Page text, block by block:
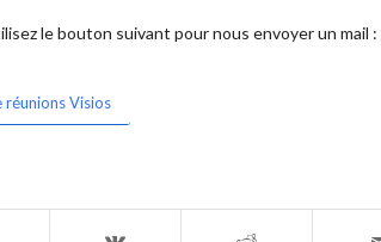
le bouton suivant pour nous envoyer un mail :
réunions Visios